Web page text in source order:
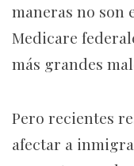
maneras no son
Medicare
más grandes
Pero recientes
afectar a